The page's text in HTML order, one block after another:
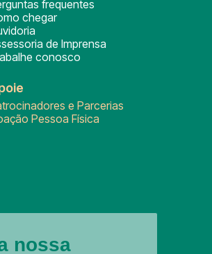
frequentes
chegar
de Imprensa
conosco
e Parcerias
Pessoa Física